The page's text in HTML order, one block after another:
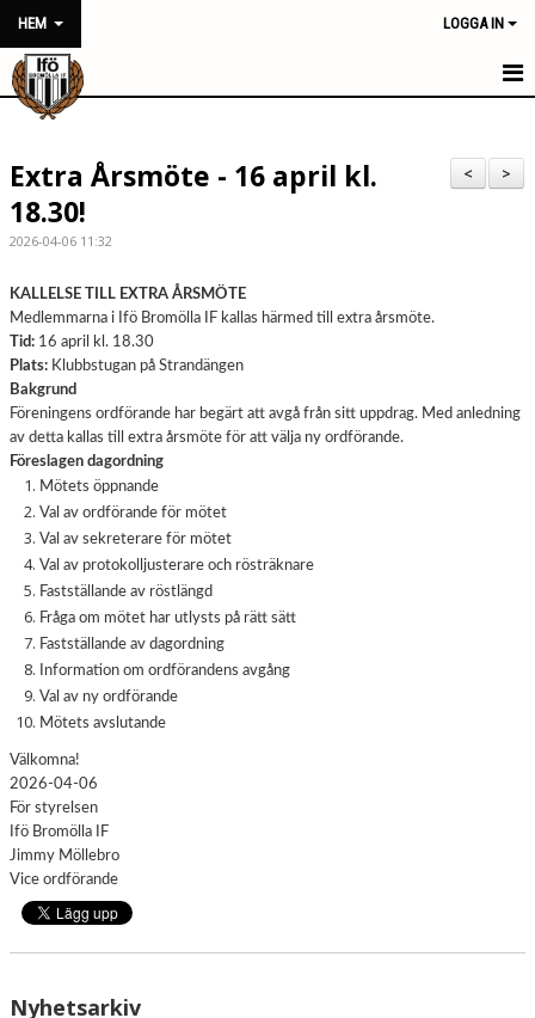
HEM LOGGA IN
HEM
NYHETER
FÖRENINGEN
KALENDER
BILDGALLERI
DOKUMENT
VÅRA LAG/TRÄNARE
MATCHER
CUPER
>
<
Extra Årsmöte - 16 april kl.
18.30!
2026-04-06 11:32
KALLELSE TILL EXTRA ÅRSMÖTE
Medlemmarna i Ifö Bromölla IF kallas härmed till extra årsmöte.
Tid: 16 april kl. 18.30
Plats: Klubbstugan på Strandängen
Bakgrund
Föreningens ordförande har begärt att avgå från sitt uppdrag. Med anledning
av detta kallas till extra årsmöte för att välja ny ordförande.
Föreslagen dagordning
Mötets öppnande
Val av ordförande för mötet
Val av sekreterare för mötet
Val av protokolljusterare och rösträknare
Fastställande av röstlängd
Fråga om mötet har utlysts på rätt sätt
Fastställande av dagordning
Information om ordförandens avgång
Val av ny ordförande
Mötets avslutande
Välkomna!
2026-04-06
För styrelsen
Ifö Bromölla IF
Jimmy Möllebro
Vice ordförande
Nyhetsarkiv